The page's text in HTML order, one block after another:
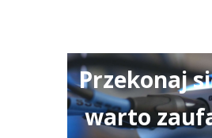
Przekonaj
warto